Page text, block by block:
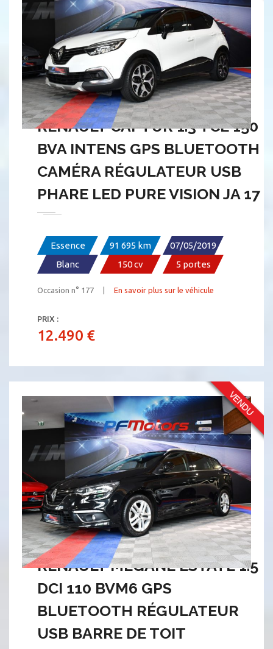
RENAULT CAPTUR 1.3 TCE 150
BVA INTENS GPS BLUETOOTH
CAMÉRA RÉGULATEUR USB
PHARE LED PURE VISION JA 17
Essence 91 695 km
07/05/2019
Blanc
150 cv 5 portes
Occasion n° 177 | En savoir plus sur le véhicule
PRIX :
12.490 €
RENAULT MEGANE ESTATE 1.5
DCI 110 BVM6 GPS
BLUETOOTH RÉGULATEUR
USB BARRE DE TOIT